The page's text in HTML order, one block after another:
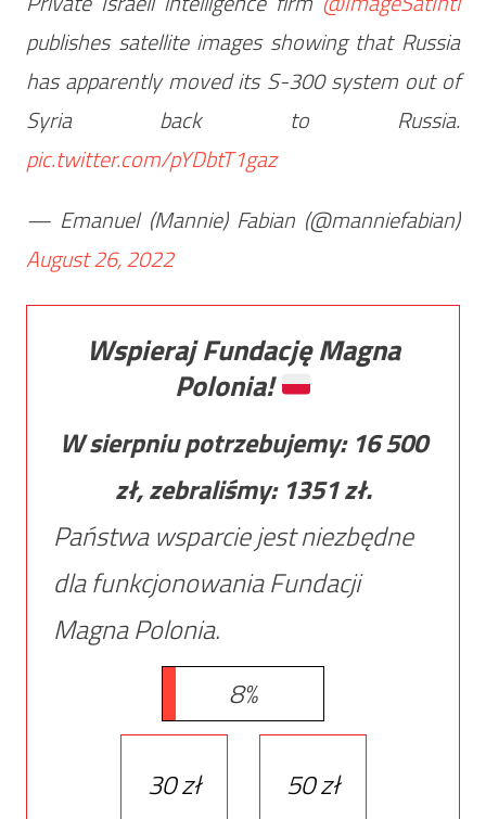
publishes satellite images showing that Russia
has apparently moved its S-300 system out of
Syria back to Russia.
pic.twitter.com/pYDbtT1gaz
— Emanuel (Mannie) Fabian (@manniefabian)
August 26, 2022
Wspieraj Fundację Magna
Polonia!
W sierpniu potrzebujemy: 16 500
zł, zebraliśmy: 1351zł.
Państwa wsparcie jest niezbędne
dla funkcjonowania Fundacji
Magna Polonia.
8%
30 zł 50 zł